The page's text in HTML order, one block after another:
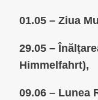
01.05 – Ziua
29.05 –
Himmelfahrt),
09.06 – Lunea